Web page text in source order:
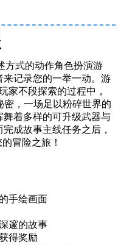
方式的动作角色扮演游
记录您的一举一动。游
家不段探索的过程中，
密，一场足以粉碎世界的
着多样的可升级武器与
成故事主线任务之后，
冒险之旅！
手绘画面
邃的故事
得奖励